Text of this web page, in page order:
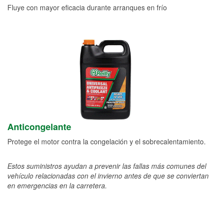
Fluye con mayor eficacia durante arranques en frío
Anticongelante
Protege el motor contra la congelación y el sobrecalentamiento.
Estos suministros ayudan a prevenir las fallas más comunes del
vehículo relacionadas con el invierno antes de que se conviertan
en emergencias en la carretera.